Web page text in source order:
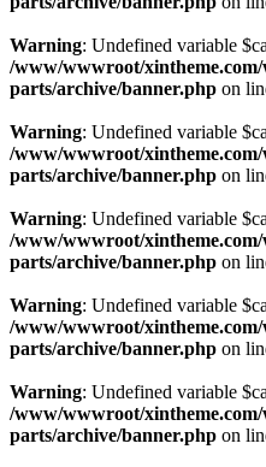
Warning: Undefined variable
/www/wwwroot/
parts/archive/banner.php on
Warning: Undefined variable
/www/wwwroot/
parts/archive/banner.php on
Warning: Undefined variable
/www/wwwroot/
parts/archive/banner.php on
Warning: Undefined variable
/www/wwwroot/
parts/archive/banner.php on
Warning: Undefined variable
/www/wwwroot/
parts/archive/banner.php on